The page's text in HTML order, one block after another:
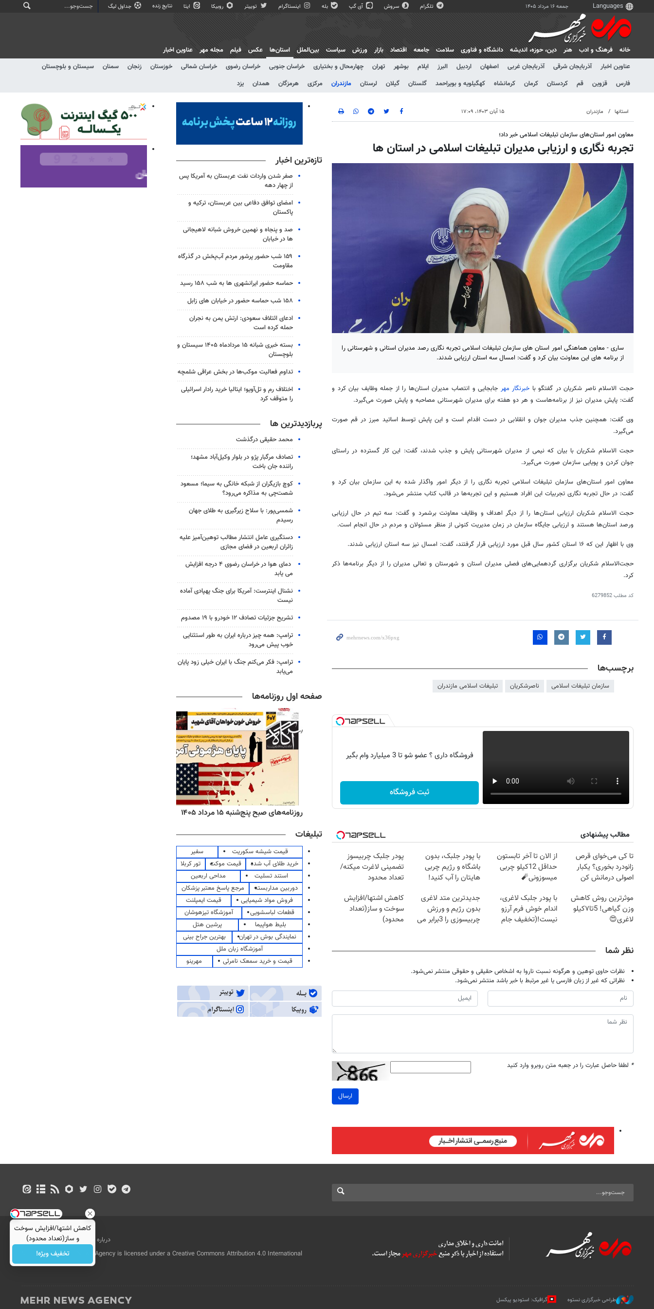
جمعه ۱۶ مرداد ۱۴۰۵ تلگرام سروش آی گپ بله اینستاگرام توییتر روبیکا ایتا نتایج زنده جداول لیگ
خانه فرهنگ و ادب هنر دين، حوزه، انديشه دانشگاه و فناوری سلامت جامعه اقتصاد بازار ورزش سیاست بین‌الملل
استان‌ها
عناوین اخبار
آذربایجان شرقی آذربایجان غربی اصفهان اردبیل البرز ایلام بوشهر تهران چهارمحال و بختیاری خراسان جنوبی خراسان رضوی خراسان شمالی خوزستان زنجان سمنان
سیستان و بلوچستان
فارس
قزوین قم کردستان کرمان کرمانشاه کهگیلویه و بویراحمد گلستان گیلان لرستان مازندران مرکزی هرمزگان همدان یزد
عکس فیلم مجله مهر عناوین اخبار
استانها مازندران ۱۵ آبان ۱۴۰۳، ۱۷:۰۹
معاون امور استان‌های سازمان تبلیغات اسلامی خبر داد؛
تجربه نگاری و ارزیابی مدیران تبلیغات اسلامی در استان ها
ساری - معاون هماهنگی امور استان های سازمان تبلیغات اسلامی تجربه نگاری ‌رصد مدیران استانی و شهرستانی را
از برنامه های این معاونت بیان کرد و گفت: امسال سه استان ارزیابی شدند.
حجت الاسلام ناصر شکریان در گفتگو با خبرنگار مهر جابجایی و انتصاب مدیران استان‌ها را از جمله وظایف بیان کرد و
گفت: پایش مدیران نیز از برنامه‌هاست و هر دو هفته برای مدیران شهرستانی مصاحبه و پایش صورت می‌گیرد.
وی گفت: همچنین جذب مدیران جوان و انقلابی در دست اقدام است و این پایش توسط اساتید مبرزدر قم صورت
می‌گیرد.
حجت الاسلام شکریان با بیان که نیمی از مدیران شهرستانی پایش و جذب شدند، گفت: این کار گسترده در راستای
جوان کردن و پویایی سازمان صورت می‌گیرد.
معاون امور استان‌های سازمان تبلیغات اسلامی تجربه نگاری را از دیگر امور واگذار شده به این سازمان بیان کرد و
گفت: در حال تجربه نگاری تجربیات این افراد هستیم و این تجربه‌ها در قالب کتاب منتشر می‌شود.
حجت الاسلام شکریان ارزیابی استان‌ها را از دیگر اهداف و وظایف معاونت برشمرد و گفت: سه تیم در حال ارزیابی
ورصد استان‌ها هستند و ارزیابی جایگاه سازمان در زمان مدیریت کنونی از منظر مسئولان و مردم در حال انجام است.
وی با اظهار این که ۱۶ استان کشور سال قبل مورد ارزیابی قرار گرفتند، گفت: امسال نیز سه استان ارزیابی شدند.
حجت‌الاسلام شکریان برگزاری گردهمایی‌های فصلی مدیران استان و شهرستان و تعالی مدیران را از دیگر برنامه‌ها ذکر
کرد.
کد مطلب6279852
برچسب‌ها
سازمان تبلیغات اسلامی ناصرشکریان تبلیغات اسلامی مازندران
فروشگاه داری ؟ عضو شو تا 3 میلیارد وام بگیر
ثبت فروشگاه
مطالب پیشنهادی
تا کی می‌خوای قرص
زانودرد بخوری؟ یکبار
اصولی درمانش کن
از الان تا آخر تابستون
حداقل 12کیلو چربی
میسوزونی🧨
با پودر جلبک، بدون
باشگاه و رژیم چربی
هایتان را آب کنید!
پودر جلبک چربیسوز
تضمینی لاغرت میکنه/
تعداد محدود
موثرترین روش کاهش
وزن گیاهی! 5تا۷کیلو
لاغری😍
با پودر جلبک لاغری،
اندام خوش فرم آرزو
نیست!(تخفیف جام
جدیدترین متد لاغری
بدون رژیم و ورزش
چربیسوزی را 3برابر می
کاهش اشتها/افزایش
سوخت و ساز(تعداد
محدود)
نظر شما
نظرات حاوی توهین و هرگونه نسبت ناروا به اشخاص حقیقی و حقوقی منتشر نمی‌شود.
نظراتی که غیر از زبان فارسی یا غیر مرتبط با خبر باشد منتشر نمی‌شود.
* لطفا حاصل عبارت را در جعبه متن روبرو وارد کنید
ارسال
تازه‌ترین اخبار
صفر شدن واردات نفت عربستان به آمریکا پس
از چهار دهه
امضای توافق دفاعی بین عربستان، ترکیه و
پاکستان
صد و پنجاه و نهمین خروش شبانه لاهیجانی
ها در خیابان
۱۵۹ شب حضور پرشور مردم آب‌پخش در گذرگاه
مقاومت
حماسه حضور ایرانشهری ها به شب ۱۵۸ رسید
۱۵۸ شب حماسه حضور در خیابان های زابل
ادعای ائتلاف سعودی: ارتش یمن به نجران
حمله کرده است
بسته خبری شبانه ۱۵ مردادماه ۱۴۰۵ سیستان و
بلوچستان
تداوم فعالیت موکب‌ها در بخش عراقی شلمچه
اختلاف رم و تل‌آویو؛ ایتالیا خرید رادار اسرائیلی
را متوقف کرد
پربازدیدترین ها
محمد حقیقی درگذشت
تصادف مرگبار پژو در بلوار وکیل‌آباد مشهد؛
راننده جان باخت
کوچ بازیگران از شبکه خانگی به سیما؛ مسعود
شصت‌چی به مذاکره می‌رود؟
شمسی‌پور: با سلاح زیرگیری به طلای جهان
رسیدم
دستگیری عامل انتشار مطالب توهین‌آمیز علیه
زائران اربعین در فضای مجازی
دمای هوا در خراسان رضوی ۴ درجه افزایش
می یابد
نشنال اینترست: آمریکا برای جنگ پهپادی آماده
نیست
تشریح جزئیات تصادف ۱۲ خودرو با ۱۹ مصدوم
ترامپ: همه چیز درباره ایران به طور استثنایی
خوب پیش می‌رود
ترامپ: فکر می‌کنم جنگ با ایران خیلی زود پایان
می‌یابد
صفحه اول روزنامه‌ها
روزنامه‌های ورزشی پنج‌شنبه ۱۵ مرداد ۱۴۰۵ روزنامه‌های اقتصادی پنج‌شنبه ۱۵ مرداد ۱۴۰۵ روزنامه‌های صبح پنج‌شنبه ۱۵ مرداد ۱۴۰۵
تبلیغات
قیمت شیشه سکوریت
سفیر
خرید طلای آب شده
قیمت موکت
تور کربلا
استند تسلیت
مداحی اربعین
دوربین مداربسته
مرجع پاسخ معتبر پزشکان
فروش مواد شیمیایی
قیمت ایمپلنت
قطعات لباسشویی
آموزشگاه تیزهوشان
بلیط هواپیما
پرشین هتل
نمایندگی بوش در تهران
بهترین جراح بینی
آموزشگاه زبان ملل
قیمت و خرید سمعک نامرئی
مهرینو
درباره ما تماس با ما
بازرگانی
All Content by Mehr News Agency is licensed under a Creative Commons Attribution 4.0 International
License.
طراحی خبرگزاری نستوه گرافیک: استودیو پیکسل
کاهش اشتها/افزایش سوخت
و ساز(تعداد محدود)
تخفیف ویژه!